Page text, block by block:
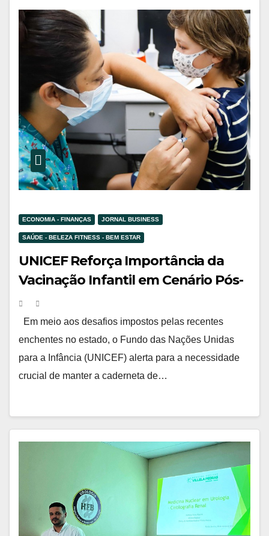
ECONOMIA - FINANÇAS JORNAL BUSINESS
SAÚDE - BELEZA FITNESS - BEM ESTAR
UNICEF Reforça Importância da
Vacinação Infantil em Cenário Pós-
Enchentes no RS
Em meio aos desafios impostos pelas recentes
enchentes no estado, o Fundo das Nações Unidas
para a Infância (UNICEF) alerta para a necessidade
crucial de manter a caderneta de…